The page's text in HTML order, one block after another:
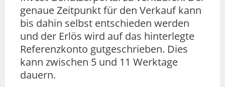
genaue Zeitpunkt für den Verkauf kann
bis dahin selbst entschieden werden
und der Erlös wird auf das hinterlegte
Referenzkonto gutgeschrieben. Dies
kann zwischen 5 und 11 Werktage
dauern.